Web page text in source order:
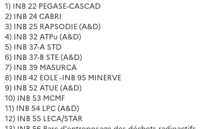
1) INB 22 PEGASE-CASCAD
2) INB 24 CABRI
3) INB 25 RAPSODIE (A&D)
4) INB 32 ATPu (A&D)
5) INB 37-A STD
6) INB 37-B STE (A&D)
7) INB 39 MASURCA
8) INB 42 EOLE -INB 95 MINERVE
9) INB 52 ATUE (A&D)
10) INB 53 MCMF
11) INB 54 LPC (A&D)
12) INB 55 LECA/STAR